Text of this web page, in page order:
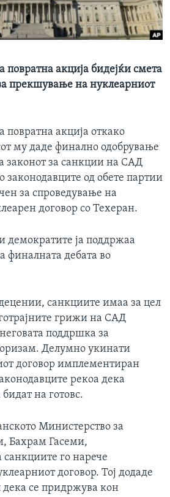
повратна акција бидејќи смета
прекшување на нуклеарниот
повратна акција откако
му даде финално одобрување
законот за санкции на САД
од обете партии
за спроведување на
договор со Техеран.
демократите ја поддржаа
финалната дебата во
санкциите имаа за цел
грижи на САД
поддршка за
Делумно укинати
договор имплементиран
рекоа дека
на готовс.
Министерство за
Бахрам Гасеми,
го нарече
договор. Тој додаде
се придржува кон